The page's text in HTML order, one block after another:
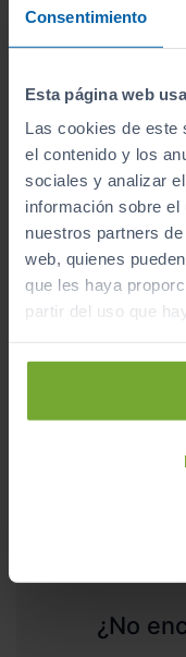
Consentimiento
Esta página web
Las cookies de este
el contenido y los
sociales y analizar
información sobre el
nuestros partners
web, quienes
que les haya
partir del uso que
MERCEDES-BENZ
A 200 D AMG LINE
¿No